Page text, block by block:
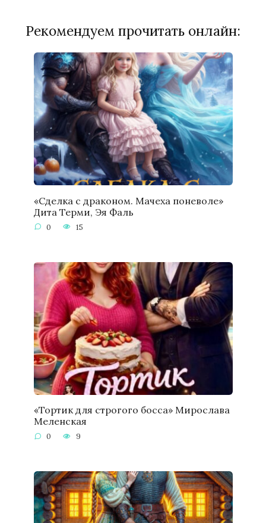
Рекомендуем прочитать онлайн:
«Сделка с драконом. Мачеха поневоле»
Дита Терми, Эя Фаль
0 15
«Тортик для строгого босса» Мирослава
Меленская
0 9